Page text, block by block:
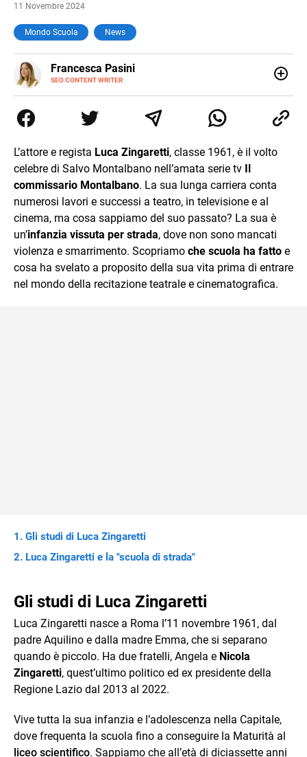
11 Novembre 2024
Mondo Scuola News
Francesca Pasini
SEO CONTENT WRITER
E-
MAIL
le diverse sfumature dell'informazione e quelle storie di
vita che parlano di luoghi, viaggi unici, cultura e lifestyle,
L’attore e regista Luca Zingaretti, classe 1961, è il volto
celebre di Salvo Montalbano nell’amata serie tv Il
commissario Montalbano. La sua lunga carriera conta
numerosi lavori e successi a teatro, in televisione e al
cinema, ma cosa sappiamo del suo passato? La sua è
un’infanzia vissuta per strada, dove non sono mancati
violenza e smarrimento. Scopriamo che scuola ha fatto e
cosa ha svelato a proposito della sua vita prima di entrare
nel mondo della recitazione teatrale e cinematografica.
Gli studi di Luca Zingaretti
Luca Zingaretti e la "scuola di strada"
Gli studi di Luca Zingaretti
Luca Zingaretti nasce a Roma l’11 novembre 1961, dal
padre Aquilino e dalla madre Emma, che si separano
quando è piccolo. Ha due fratelli, Angela e Nicola
Zingaretti, quest’ultimo politico ed ex presidente della
Regione Lazio dal 2013 al 2022.
Vive tutta la sua infanzia e l’adolescenza nella Capitale,
dove frequenta la scuola fino a conseguire la Maturità al
liceo scientifico. Sappiamo che all’età di diciassette anni